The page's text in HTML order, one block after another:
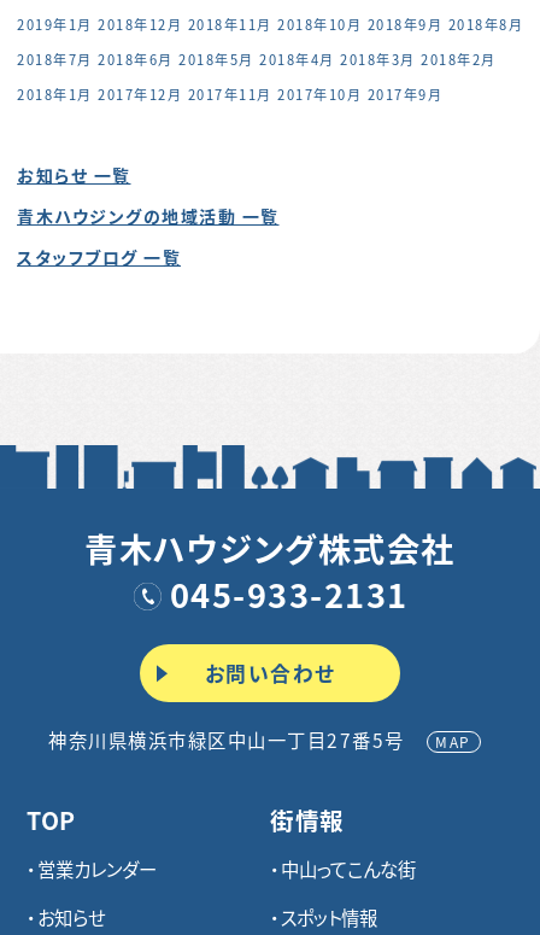
2019年1月 2018年12月 2018年11月 2018年10月 2018年9月 2018年8月
2018年7月 2018年6月 2018年5月 2018年4月 2018年3月 2018年2月
2018年1月 2017年12月 2017年11月 2017年10月 2017年9月
お知らせ 一覧
青木ハウジングの地域活動 一覧
スタッフブログ 一覧
青木ハウジング株式会社
045-933-2131
お問い合わせ
神奈川県横浜市緑区中山一丁目27番5号 MAP
TOP
営業カレンダー
お知らせ
街情報
中山ってこんな街
スポット情報